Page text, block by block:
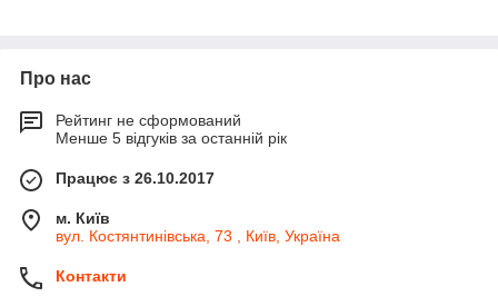
Про нас
Рейтинг не сформований
Менше 5 відгуків за останній рік
Працює з 26.10.2017
м. Київ
вул. Костянтинівська, 73 , Київ, Україна
Контакти